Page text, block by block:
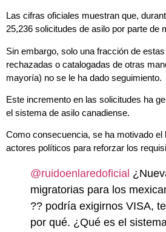
Las cifras oficiales muestran que,
25,236 solicitudes de asilo por parte de
Sin embargo, solo una fracción de
rechazadas o catalogadas de otras
mayoría) no se le ha dado seguimiento.
Este incremento en las solicitudes ha
el sistema de asilo canadiense.
Como consecuencia, se ha motivado el
actores políticos para reforzar los
@ruidoenlaredoficial
migratorias para los
?? podría exigirnos VISA,
por qué. ¿Qué es el